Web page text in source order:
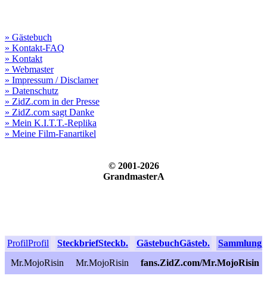
» Gästebuch
» Kontakt-FAQ
» Kontakt
» Webmaster
» Impressum / Disclamer
» Datenschutz
» ZidZ.com in der Presse
» ZidZ.com sagt Danke
» Mein K.I.T.T.-Replika
» Meine Film-Fanartikel
© 2001-2026
GrandmasterA
ProfilProfil SteckbriefSteckb. GästebuchGästeb. Sammlung
Mr.MojoRisin
Mr.MojoRisin fans.ZidZ.com/Mr.MojoRisin